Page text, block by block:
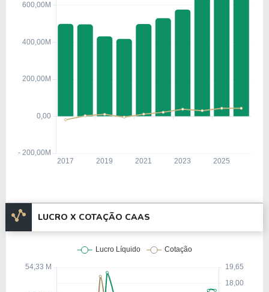
LUCRO X COTAÇÃO CAAS